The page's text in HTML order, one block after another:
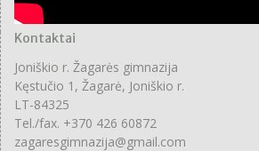
Kontaktai
Joniškio r. Žagarės gimnazija
Kęstučio 1, Žagarė, Joniškio r.
LT-84325
Tel./fax. +370 426 60872
zagaresgimnazija@gmail.com